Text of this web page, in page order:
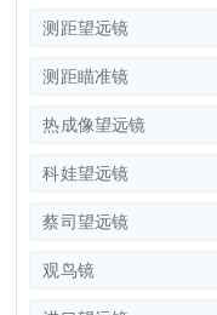
测距望远镜
测距瞄准镜
热成像望远镜
科娃望远镜
蔡司望远镜
观鸟镜